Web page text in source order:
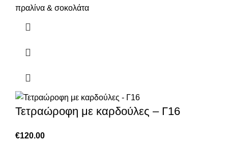
πραλίνα & σοκολάτα
Τετραώροφη με καρδούλες – Γ16
€120.00